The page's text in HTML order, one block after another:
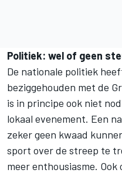
Politiek: wel of geen
De nationale politiek
beziggehouden met de
is in principe ook niet
lokaal evenement. Een
zeker geen kwaad
sport over de streep te
meer enthousiasme.